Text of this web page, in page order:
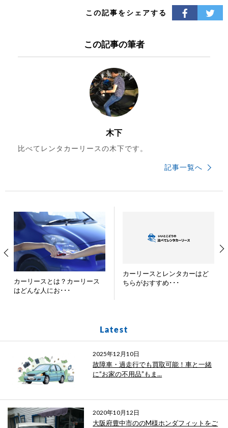
この記事をシェアする
この記事の筆者
木下
比べてレンタカーリースの木下です。
記事一覧へ
カーリースとは？カーリース
はどんな人にお･･･
カーリースとレンタカーはど
ちらがおすすめ･･･
Latest
2025年12月10日
故障車・過走行でも買取可能！車と一緒
に“お家の不用品”もま...
2020年10月12日
大阪府豊中市ののM様ホンダフィットをご